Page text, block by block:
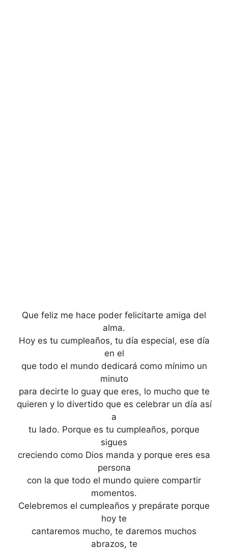
Que feliz me hace poder felicitarte amiga del
alma.
Hoy es tu cumpleaños, tu día especial, ese día
en el
que todo el mundo dedicará como mínimo un
minuto
para decirte lo guay que eres, lo mucho que te
quieren y lo divertido que es celebrar un día así
a
tu lado. Porque es tu cumpleaños, porque
sigues
creciendo como Dios manda y porque eres esa
persona
con la que todo el mundo quiere compartir
momentos.
Celebremos el cumpleaños y prepárate porque
hoy te
cantaremos mucho, te daremos muchos
abrazos, te